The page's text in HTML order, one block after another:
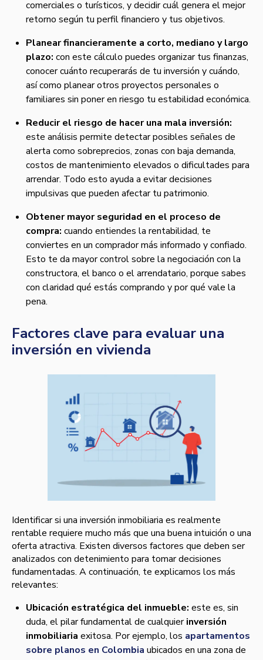
comerciales o turísticos, y decidir cuál genera el mejor
retorno según tu perfil financiero y tus objetivos.
Planear financieramente a corto, mediano y largo
plazo: con este cálculo puedes organizar tus finanzas,
conocer cuánto recuperarás de tu inversión y cuándo,
así como planear otros proyectos personales o
familiares sin poner en riesgo tu estabilidad económica.
Reducir el riesgo de hacer una mala inversión:
este análisis permite detectar posibles señales de
alerta como sobreprecios, zonas con baja demanda,
costos de mantenimiento elevados o dificultades para
arrendar. Todo esto ayuda a evitar decisiones
impulsivas que pueden afectar tu patrimonio.
Obtener mayor seguridad en el proceso de
compra: cuando entiendes la rentabilidad, te
conviertes en un comprador más informado y confiado.
Esto te da mayor control sobre la negociación con la
constructora, el banco o el arrendatario, porque sabes
con claridad qué estás comprando y por qué vale la
pena.
Factores clave para evaluar una
inversión en vivienda
Identificar si una inversión inmobiliaria es realmente
rentable requiere mucho más que una buena intuición o una
oferta atractiva. Existen diversos factores que deben ser
analizados con detenimiento para tomar decisiones
fundamentadas. A continuación, te explicamos los más
relevantes:
Ubicación estratégica del inmueble: este es, sin
duda, el pilar fundamental de cualquierinversión
inmobiliaria exitosa. Por ejemplo, los apartamentos
sobre planos en Colombia ubicados en una zona de